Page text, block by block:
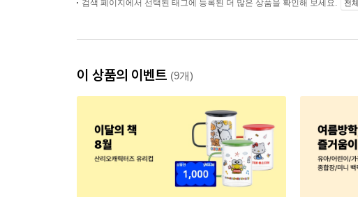
검색 페이지에서 선택된 태그에 등록된 더 많은 상품을 확인해 보세요. 전
이 상품의 이벤트 (9개)